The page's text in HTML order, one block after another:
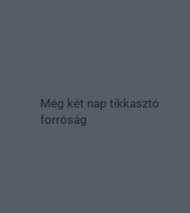
Még két nap tikkasztó
forróság